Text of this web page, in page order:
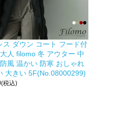
ス ダウン コート フード付
人 filomo 冬 アウター 中
風 温かい 防寒 おしゃれ
大きい 5F(No.08000299)
(税込)